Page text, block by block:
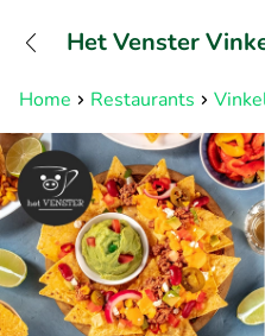
Home Restaurants
Het Venster